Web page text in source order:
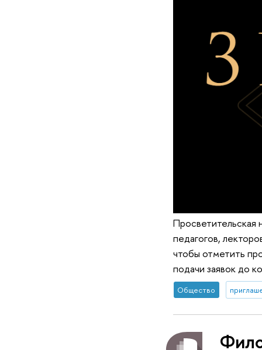
Просветительская
педагогов,
чтобы отметить
подачи заявок до
Общество